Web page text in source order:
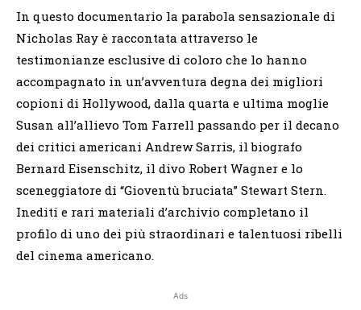
In questo documentario la parabola sensazionale di
Nicholas Ray è raccontata attraverso le
testimonianze esclusive di coloro che lo hanno
accompagnato in un’avventura degna dei migliori
copioni di Hollywood, dalla quarta e ultima moglie
Susan all’allievo Tom Farrell passando per il decano
dei critici americani Andrew Sarris, il biografo
Bernard Eisenschitz, il divo Robert Wagner e lo
sceneggiatore di “Gioventù bruciata” Stewart Stern.
Inediti e rari materiali d’archivio completano il
profilo di uno dei più straordinari e talentuosi ribelli
del cinema americano.
Ads